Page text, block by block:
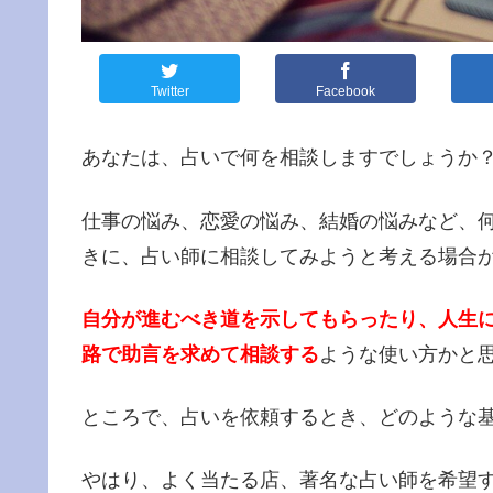
Twitter Facebook
あなたは、占いで何を相談しますでしょうか
仕事の悩み、恋愛の悩み、結婚の悩みなど、
きに、占い師に相談してみようと考える場合
自分が進むべき道を示してもらったり、人生
路で助言を求めて相談するような使い方かと
ところで、占いを依頼するとき、どのような
やはり、よく当たる店、著名な占い師を希望